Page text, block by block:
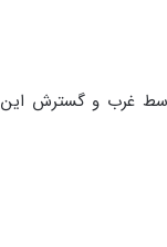
غرب و گسترش این